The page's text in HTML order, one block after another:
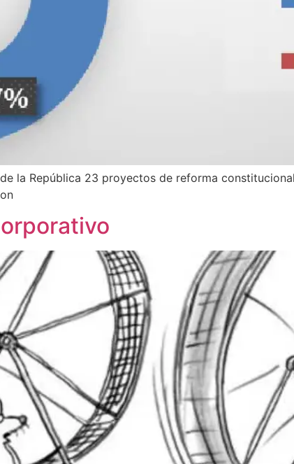
la República 23 proyectos de reforma